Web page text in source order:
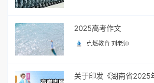
2025高考作文
点燃教育 刘老师